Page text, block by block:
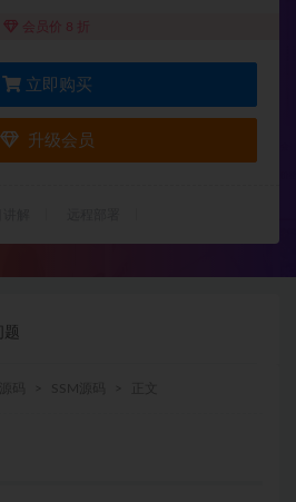
会员价 8 折
立即购买
升级会员